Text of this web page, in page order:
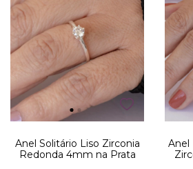
Anel Solitário Liso Zirconia
Redonda 4mm na Prata
Anel